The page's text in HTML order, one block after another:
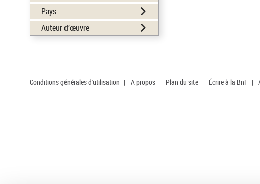
Pays
Auteur d’œuvre
Conditions générales d'utilisation | A propos | Plan du site | Écrire à la BnF |